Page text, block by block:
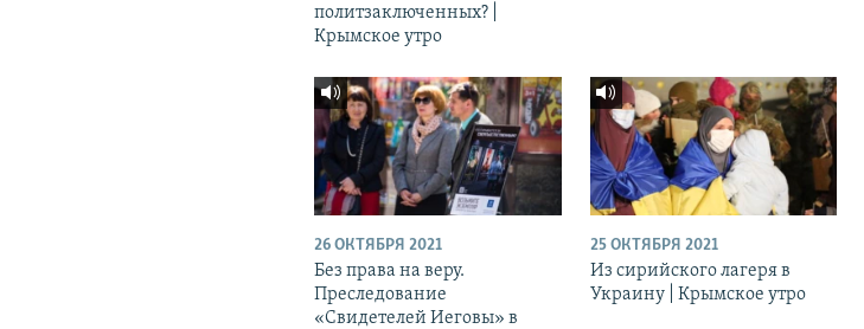
политзаключенных? |
Крымское утро
26 ОКТЯБРЯ 2021
Без права на веру.
Преследование
«Свидетелей Иеговы» в
25 ОКТЯБРЯ 2021
Из сирийского лагеря в
Украину | Крымское утро